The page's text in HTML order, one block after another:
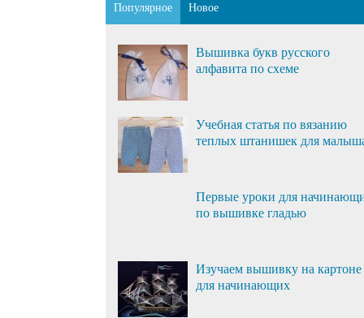
Популярное Новое
Вышивка букв русского
алфавита по схеме
Учебная статья по вязанию
теплых штанишек для
Первые уроки для
по вышивке гладью
Изучаем вышивку на картоне
для начинающих